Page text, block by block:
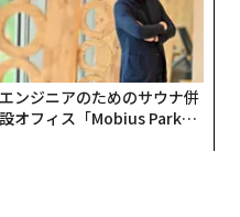
エンジニアのためのサウナ併
設オフィス「Mobius Park」